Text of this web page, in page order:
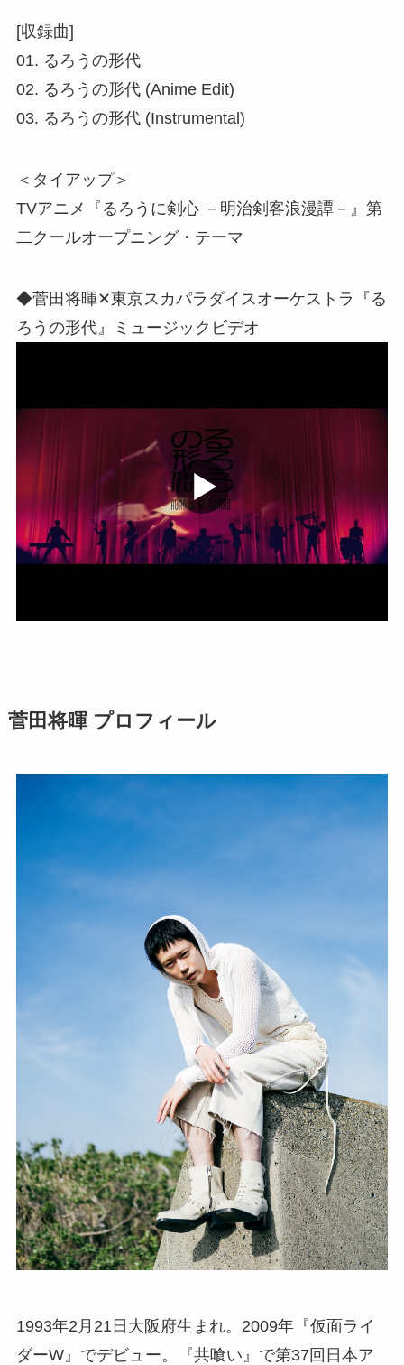
[収録曲]
01. るろうの形代
02. るろうの形代 (Anime Edit)
03. るろうの形代 (Instrumental)
＜タイアップ＞
TVアニメ『るろうに剣心 －明治剣客浪漫譚－』第
二クールオープニング・テーマ
◆菅田将暉✕東京スカパラダイスオーケストラ『る
ろうの形代』ミュージックビデオ
菅田将暉 プロフィール
1993年2月21日大阪府生まれ。2009年『仮面ライ
ダーW』でデビュー。『共喰い』で第37回日本ア